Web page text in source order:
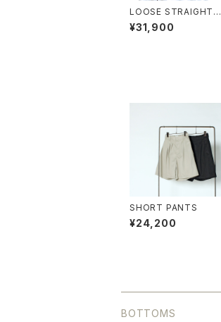
LOOSE STRAIGHT J
EANS
¥31,900
SHORT PANTS
¥24,200
BOTTOMS